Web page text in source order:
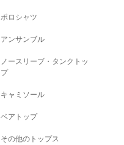
ポロシャツ
アンサンブル
ノースリーブ・タンクトッ
プ
キャミソール
ベアトップ
その他のトップス